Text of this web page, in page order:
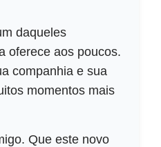
daqueles
oferece aos poucos.
companhia e sua
momentos mais
Que este novo